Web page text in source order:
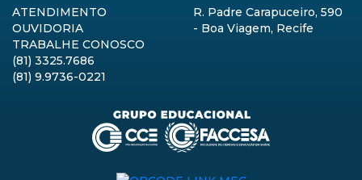
ATENDIMENTO
OUVIDORIA
TRABALHE CONOSCO
(81) 3325.7686
(81) 9.9736-0221
R. Padre Carapuceiro, 590
- Boa Viagem, Recife